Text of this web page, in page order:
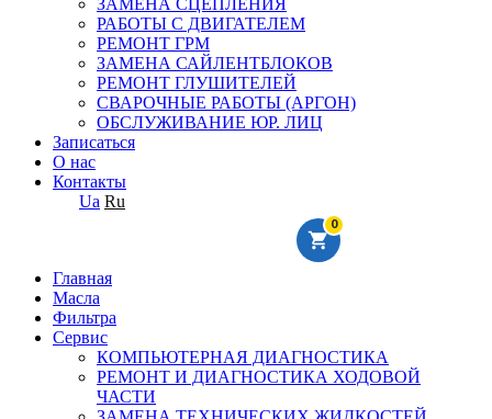
ЗАМЕНА СЦЕПЛЕНИЯ
РАБОТЫ С ДВИГАТЕЛЕМ
РЕМОНТ ГРМ
ЗАМЕНА САЙЛЕНТБЛОКОВ
РЕМОНТ ГЛУШИТЕЛЕЙ
СВАРОЧНЫЕ РАБОТЫ (АРГОН)
ОБСЛУЖИВАНИЕ ЮР. ЛИЦ
Записаться
О нас
Контакты
Ua Ru
Главная
Масла
Фильтра
Сервис
КОМПЬЮТЕРНАЯ ДИАГНОСТИКА
РЕМОНТ И ДИАГНОСТИКА ХОДОВОЙ
ЧАСТИ
0